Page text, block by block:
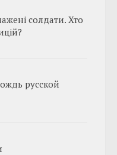
солдати. Хто
русской